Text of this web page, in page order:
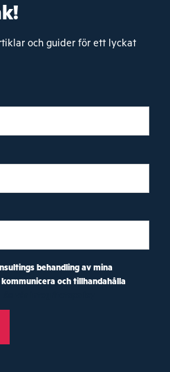
och guider för ett lyckat
behandling av mina
och tillhandahålla